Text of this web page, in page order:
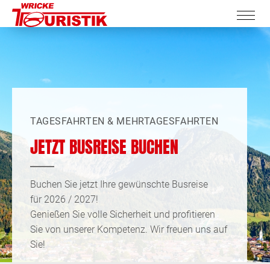
TAGESFAHRTEN & MEHRTAGESFAHRTEN
JETZT BUSREISE BUCHEN
Buchen Sie jetzt Ihre gewünschte Busreise
für 2026 / 2027!
Genießen Sie volle Sicherheit und profitieren
Sie von unserer Kompetenz. Wir freuen uns auf
Sie!